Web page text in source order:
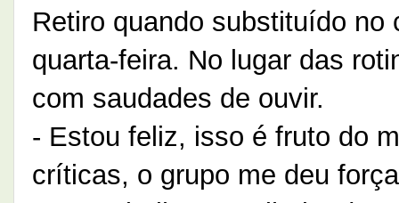
Retiro quando substituído no
quarta-feira. No lugar das
com saudades de ouvir.
- Estou feliz, isso é fruto do
críticas, o grupo me deu